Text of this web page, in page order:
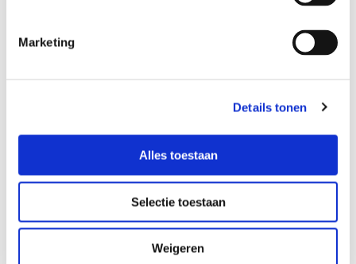
Marketing
Details tonen
Alles toestaan
Selectie toestaan
Weigeren
leveranciers, want dat bevordert de samenwerking.